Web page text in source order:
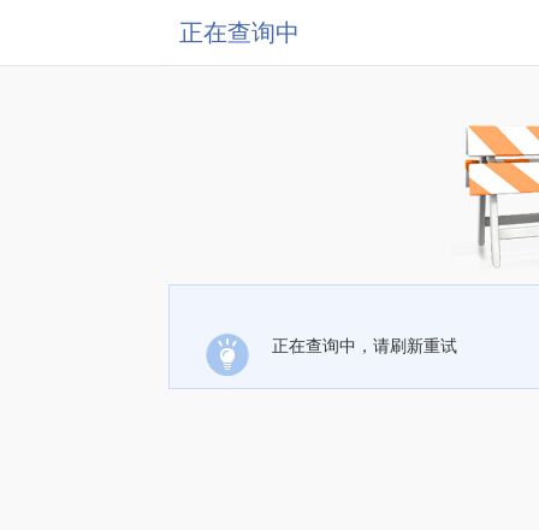
正在查询中
正在查询中，请刷新重试